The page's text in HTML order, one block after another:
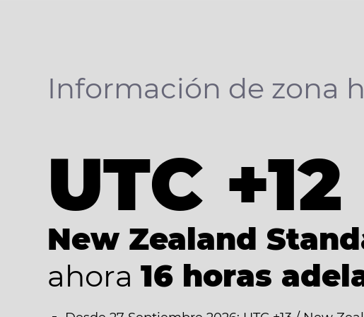
Información de zona
UTC +12
New Zealand
ahora 16 horas